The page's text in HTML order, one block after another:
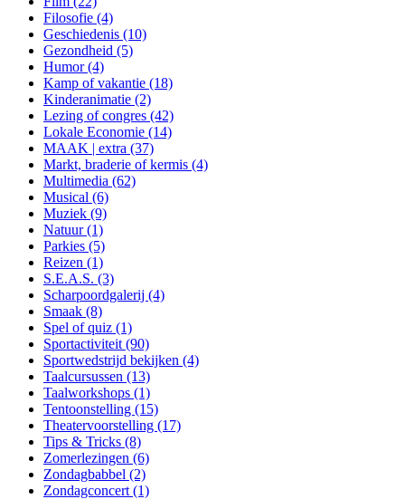
Filosofie (4)
Geschiedenis (10)
Gezondheid (5)
Humor (4)
Kamp of vakantie (18)
Kinderanimatie (2)
Lezing of congres (42)
Lokale Economie (14)
MAAK | extra (37)
Markt, braderie of kermis (4)
Multimedia (62)
Musical (6)
Muziek (9)
Natuur (1)
Parkies (5)
Reizen (1)
S.E.A.S. (3)
Scharpoordgalerij (4)
Smaak (8)
Spel of quiz (1)
Sportactiviteit (90)
Sportwedstrijd bekijken (4)
Taalcursussen (13)
Taalworkshops (1)
Tentoonstelling (15)
Theatervoorstelling (17)
Tips & Tricks (8)
Zomerlezingen (6)
Zondagbabbel (2)
Zondagconcert (1)